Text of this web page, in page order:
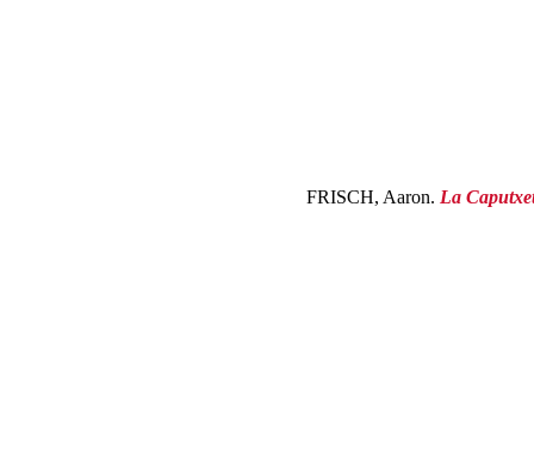
FRISCH, Aaron. La